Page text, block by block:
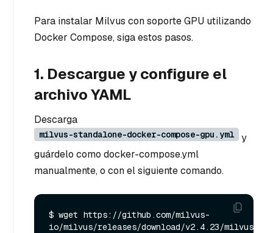
Para instalar Milvus con soporte GPU utilizando
Docker Compose, siga estos pasos.
1. Descargue y configure el
archivo YAML
Descarga
milvus-standalone-docker-compose-gpu.yml
y
guárdelo como docker-compose.yml
manualmente, o con el siguiente comando.
$ wget https://github.com/milvus-
io/milvus/releases/download/v2.4.23/milvus-